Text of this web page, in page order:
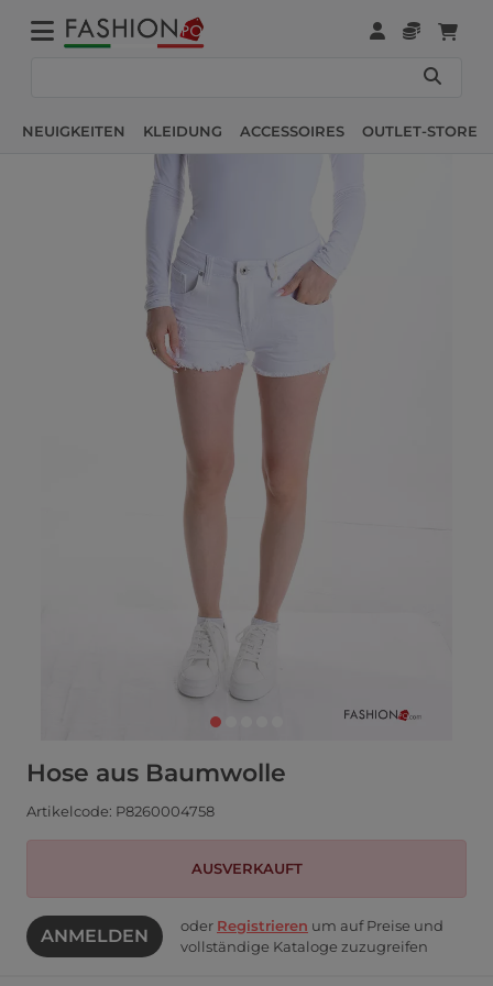
NEUIGKEITEN KLEIDUNG ACCESSOIRES OUTLET-STORE
Hose aus Baumwolle
Artikelcode: P8260004758
AUSVERKAUFT
ANMELDEN oder Registrieren um auf Preise und
vollständige Kataloge zuzugreifen